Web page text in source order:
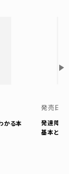
かる本
発売日
発達障害
基本と利